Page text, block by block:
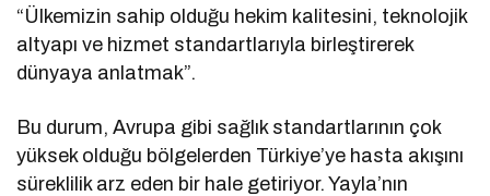
“Ülkemizin sahip olduğu hekim kalitesini, teknolojik
altyapı ve hizmet standartlarıyla birleştirerek
dünyaya anlatmak”.
Bu durum, Avrupa gibi sağlık standartlarının çok
yüksek olduğu bölgelerden Türkiye’ye hasta akışını
süreklilik arz eden bir hale getiriyor. Yayla’nın